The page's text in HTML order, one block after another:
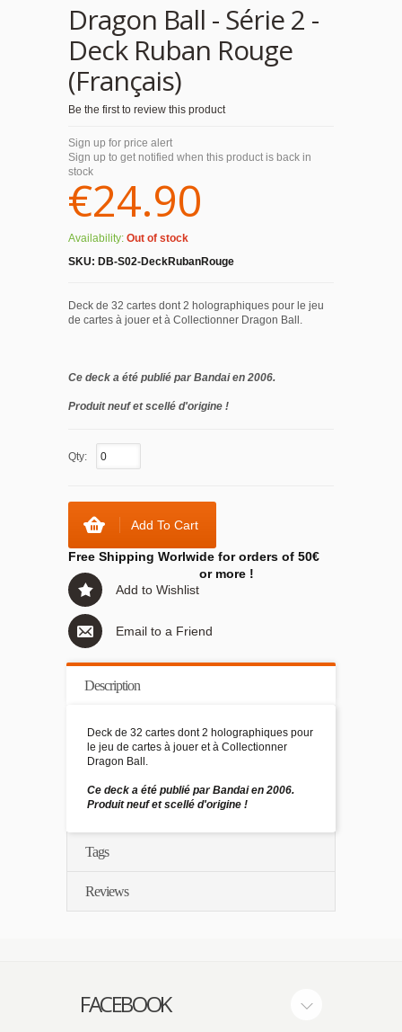
Dragon Ball - Série 2 -
Deck Ruban Rouge
(Français)
Be the first to review this product
Sign up for price alert
Sign up to get notified when this product is back in
stock
€24.90
Availability: Out of stock
SKU: DB-S02-DeckRubanRouge
Deck de 32 cartes dont 2 holographiques pour le jeu
de cartes à jouer et à Collectionner Dragon Ball.
Ce deck a été publié par Bandai en 2006.
Produit neuf et scellé d'origine !
Qty:
Add To Cart
Free Shipping Worlwide for orders of 50€
or more !
Add to Wishlist
Email to a Friend
Description
Deck de 32 cartes dont 2 holographiques pour
le jeu de cartes à jouer et à Collectionner
Dragon Ball.
Ce deck a été publié par Bandai en 2006.
Produit neuf et scellé d'origine !
Tags
Reviews
FACEBOOK